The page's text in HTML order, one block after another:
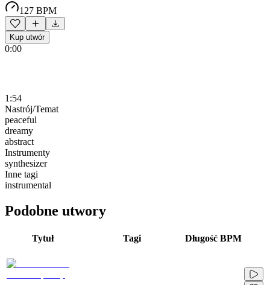
127 BPM
Kup utwór
0:00
1:54
Nastrój/Temat
peaceful
dreamy
abstract
Instrumenty
synthesizer
Inne tagi
instrumental
Podobne utwory
Tytuł Tagi Długość BPM